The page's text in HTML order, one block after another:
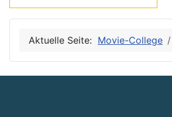
Aktuelle Seite: Movie-College